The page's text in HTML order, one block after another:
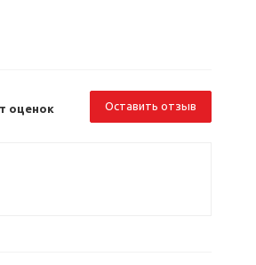
оценок Оставить отзыв